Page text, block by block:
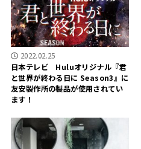
2022.02.25
日本テレビ Huluオリジナル『君
と世界が終わる日に Season3』に
友安製作所の製品が使用されてい
ます！